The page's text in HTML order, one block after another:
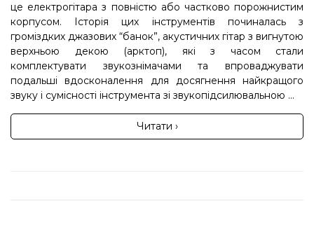
це електрогітара з повністю або частково порожнистим
корпусом. Історія цих інструментів починалась з
громіздких джазових “банок”, акустичних гітар з вигнутою
верхньою декою (арктоп), які з часом стали
комплектувати звукознімачами та впроваджувати
подальші вдосконалення для досягнення найкращого
звуку і сумісності інструмента зі звукопідсилювальною ...
Читати ›